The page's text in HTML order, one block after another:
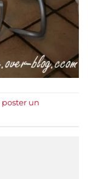
poster un